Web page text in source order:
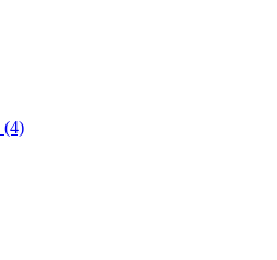
(4)